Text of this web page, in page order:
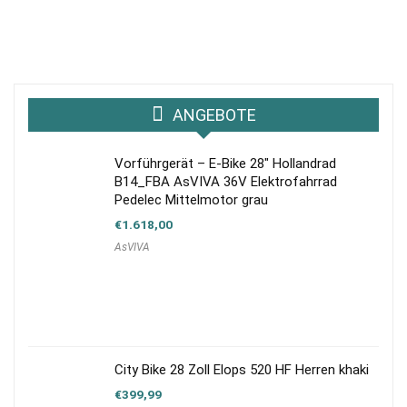
ANGEBOTE
Vorführgerät – E-Bike 28″ Hollandrad
B14_FBA AsVIVA 36V Elektrofahrrad
Pedelec Mittelmotor grau
€1.618,00
AsVIVA
City Bike 28 Zoll Elops 520 HF Herren khaki
€399,99